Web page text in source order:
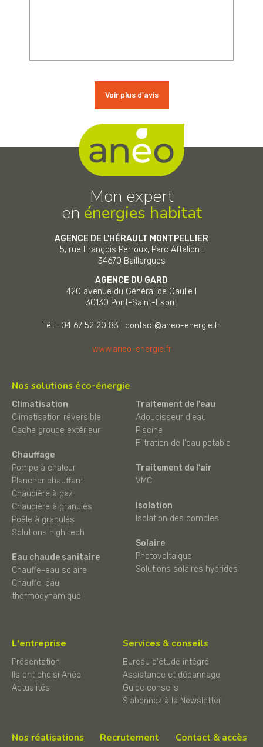
Voir plus d'avis
Mon expert
en énergies habitat
AGENCE DE L'HÉRAULT MONTPELLIER
5, rue François Perroux, Parc Aftalion I
34670 Baillargues
AGENCE DU GARD
420 avenue du Général de Gaulle I
30130 Pont-Saint-Esprit
Tél. : 04 67 52 20 83 contact@aneo-energie.fr
www.aneo-energie.fr
Nos solutions éco-énergie
Climatisation
Climatisation réversible
Cache groupe extérieur
Chauffage
Pompe à chaleur
Plancher chauffant
Chaudière à gaz
Chaudière à granulés
Poêle à granulés
Solutions high tech
Eau chaude sanitaire
Chauffe-eau solaire
Chauffe-eau
thermodynamique
Traitement de l'eau
Adoucisseur d'eau
Piscine
Filtration de l'eau potable
Traitement de l'air
VMC
Isolation
Isolation des combles
Solaire
Photovoltaïque
Solutions solaires hybrides
L'entreprise
Présentation
Ils ont choisi Anéo
Actualités
Services & conseils
Bureau d'étude intégré
Assistance et dépannage
Guide conseils
S'abonnez à la Newsletter
Nos réalisations Recrutement Contact & accès